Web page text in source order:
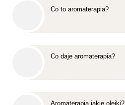
Co to aromaterapia?
Co daje aromaterapia?
Aromaterapia jakie olejki?